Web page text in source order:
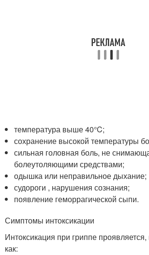
температура выше 40°C;
сохранение высокой температуры
сильная головная боль, не
болеутоляющими средствами;
одышка или неправильное дыхание;
судороги , нарушения сознания;
появление геморрагической сыпи.
Симптомы интоксикации
Интоксикация при гриппе
как: